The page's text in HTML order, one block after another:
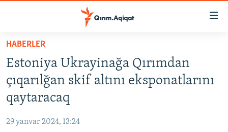
Esas
qaytmaq
Baş
navigatsiyağa
qaytmaq
Qıdıruvğa
qaytmaq
SİYASET
İQTİSADİYAT
MEDENİYET
HABERLER
Estoniya Ukrayinağa Qırımdan
çıqarılğan skif altını eksponatlarını
qaytaracaq
29 yanvar 2024, 13:24